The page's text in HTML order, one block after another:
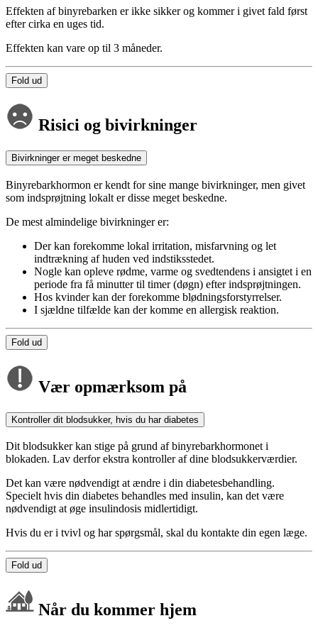
Effekten af binyrebarken er ikke sikker og kommer i givet fald først
efter cirka en uges tid.
Effekten kan vare op til 3 måneder.
Fold ud
Risici og bivirkninger
Bivirkninger er meget beskedne
Binyrebarkhormon er kendt for sine mange bivirkninger, men givet
som indsprøjtning lokalt er disse meget beskedne.
De mest almindelige bivirkninger er:
Der kan forekomme lokal irritation, misfarvning og let
indtrækning af huden ved indstiksstedet.
Nogle kan opleve rødme, varme og svedtendens i ansigtet i en
periode fra få minutter til timer (døgn) efter indsprøjtningen.
Hos kvinder kan der forekomme blødningsforstyrrelser.
I sjældne tilfælde kan der komme en allergisk reaktion.
Fold ud
Vær opmærksom på
Kontroller dit blodsukker, hvis du har diabetes
Dit blodsukker kan stige på grund af binyrebarkhormonet i
blokaden. Lav derfor ekstra kontroller af dine blodsukkerværdier.
Det kan være nødvendigt at ændre i din diabetesbehandling.
Specielt hvis din diabetes behandles med insulin, kan det være
nødvendigt at øge insulindosis midlertidigt.
Hvis du er i tvivl og har spørgsmål, skal du kontakte din egen læge.
Fold ud
Når du kommer hjem